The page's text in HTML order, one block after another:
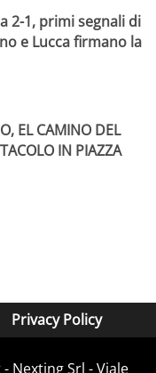
2-1, primi segnali di
e Lucca firmano la
EL CAMINO DEL
IN PIAZZA
Privacy Policy
Nexting Srl - Viale